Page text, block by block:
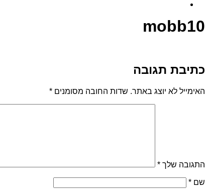
mobb10
כתיבת תגובה
האימייל לא יוצג באתר. שדות החובה מסומנים *
התגובה שלך *
שם *